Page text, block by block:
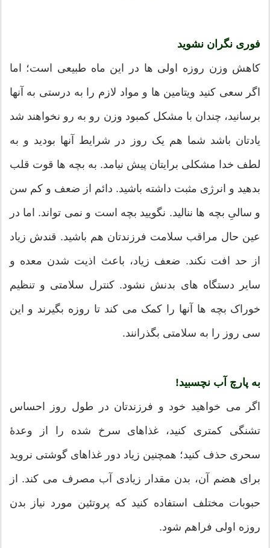
فوری نگران نشوید
کاهش وزن روزه اولی ها در این ماه طبیعی است؛ اما
اگر سعی کنید ویتامین ها و مواد لازم را به درستی به آنها
برسانید، چندان با مشکل کمبود وزن رو به رو نخواهند شد
یادتان باشد شما هم یک روز در شرایط آنها بودید و به
لطف خدا مشکلی برایتان پیش نیامد. به بچه ها قوت قلب
بدهید و انرژی مثبت داشته باشید. دائم از ضعف و کم سن
و سالیِ بچه ها ننالید. نگویید بچه است و نمی تواند. اما در
عین حال مراقب سلامت فرزندتان هم باشید. قندش زیاد
از حد افت نکند. ضعف زیاد، باعث اذیت شدن معده و
سایر دستگاه های بدنش نشود. کنترل سلامتی و تنظیم
خوراک بچه ها آنها را کمک می کند تا روزه بگیرند و این
سی روز را به سلامتی بگذرانند.
به پارچ آب نچسبید!
اگر می خواهید خود و فرزندتان در طول روز احساس
تشنگی کمتری کنید، غذاهای سرخ شده را از وعدۀ
سحری حذف کنید؛ همچنین زیاد دور غذاهای گوشتی نروید
برای هضم آن، بدن مقدار زیادی آب مصرف می کند. از
حبوبات مختلف استفاده کنید که پروتئین مورد نیاز بدن
روزه اولی فراهم شود.